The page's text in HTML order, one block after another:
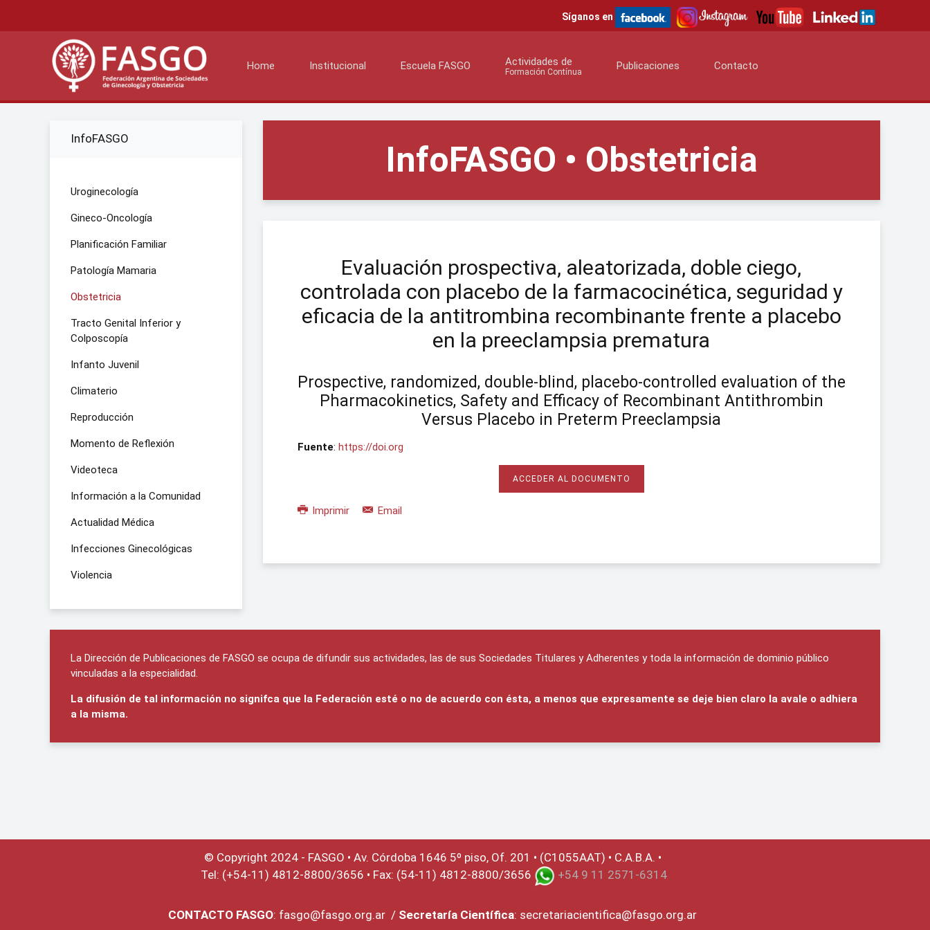
Síganos en
Home Institucional Escuela FASGO Actividades de
Formación Contínua Publicaciones Contacto
InfoFASGO • Obstetricia
Evaluación prospectiva, aleatorizada, doble ciego,
controlada con placebo de la farmacocinética, seguridad y
eficacia de la antitrombina recombinante frente a placebo
en la preeclampsia prematura
Prospective, randomized, double-blind, placebo-controlled evaluation of the
Pharmacokinetics, Safety and Efficacy of Recombinant Antithrombin
Versus Placebo in Preterm Preeclampsia
Fuente: https://doi.org
ACCEDER AL DOCUMENTO
Imprimir Email
InfoFASGO
Uroginecología
Gineco-Oncología
Planificación Familiar
Patología Mamaria
Obstetricia
Tracto Genital Inferior y
Colposcopía
Infanto Juvenil
Climaterio
Reproducción
Momento de Reflexión
Videoteca
Información a la Comunidad
Actualidad Médica
Infecciones Ginecológicas
Violencia
La Dirección de Publicaciones de FASGO se ocupa de difundir sus actividades, las de sus Sociedades Titulares y Adherentes y toda la información de dominio público
vinculadas a la especialidad.
La difusión de tal información no signifca que la Federación esté o no de acuerdo con ésta, a menos que expresamente se deje bien claro la avale o adhiera
a la misma.
© Copyright 2024 - FASGO • Av. Córdoba 1646 5º piso, Of. 201 • (C1055AAT) • C.A.B.A. •
Tel: (+54-11) 4812-8800/3656 • Fax: (54-11) 4812-8800/3656
+54 9 11 2571-6314
CONTACTO FASGO: fasgo@fasgo.org.ar / Secretaría Científica: secretariacientifica@fasgo.org.ar